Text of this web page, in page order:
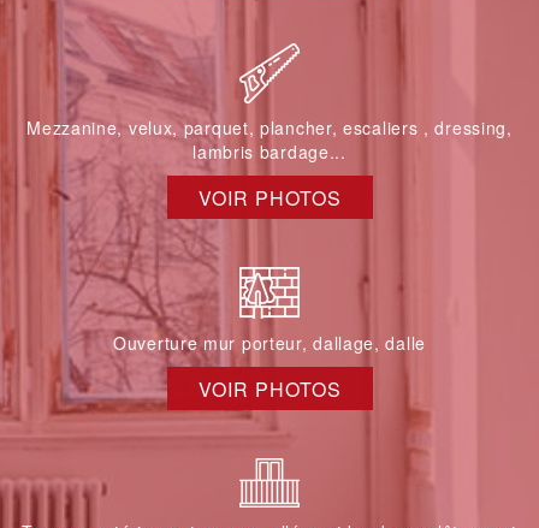
Mezzanine, velux, parquet, plancher, escaliers , dressing,
lambris bardage...
VOIR PHOTOS
Ouverture mur porteur, dallage, dalle
VOIR PHOTOS